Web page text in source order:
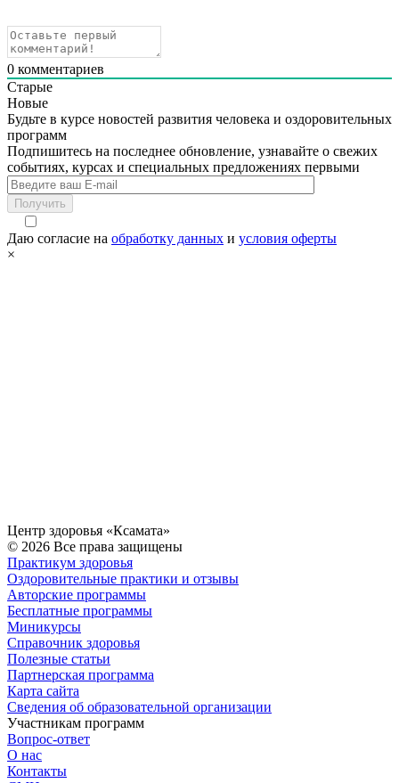
0 комментариев
Старые
Новые
Будьте в курсе новостей развития человека и оздоровительных
программ
Подпишитесь на последнее обновление, узнавайте о свежих
событиях, курсах и специальных предложениях первыми
Получить
Даю согласие на обработку данных и условия оферты
×
Центр здоровья «Ксамата»
© 2026 Все права защищены
Практикум здоровья
Оздоровительные практики и отзывы
Авторские программы
Бесплатные программы
Миникурсы
Справочник здоровья
Полезные статьи
Партнерская программа
Карта сайта
Сведения об образовательной организации
Участникам программ
Вопрос-ответ
О нас
Контакты